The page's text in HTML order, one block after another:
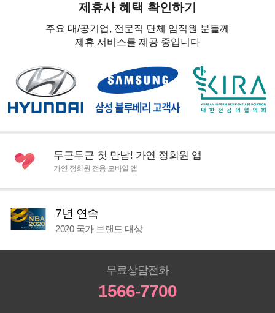
제휴사 혜택 확인하기
주요 대/공기업, 전문직 단체 임직원 분들께
제휴 서비스를 제공 중입니다
두근두근 첫 만남! 가연 정회원 앱
가연 정회원 전용 모바일 앱
7년 연속
2020 국가 브랜드 대상
무료상담전화
1566-7700